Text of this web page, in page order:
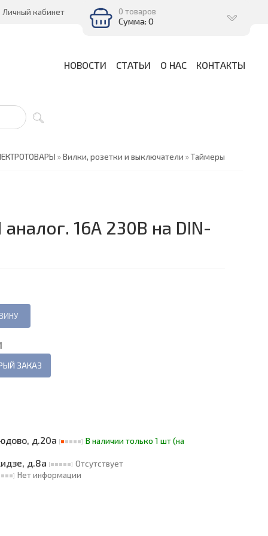
Личный кабинет 0 товаров
Сумма: 0
НОВОСТИ СТАТЬИ О НАС КОНТАКТЫ
»Вилки, розетки и выключатели »Таймеры
16А 230В на DIN-
ЗАКАЗ
д.20а
В наличии только 1 шт (на
д.8а Отсутствует
Нет информации